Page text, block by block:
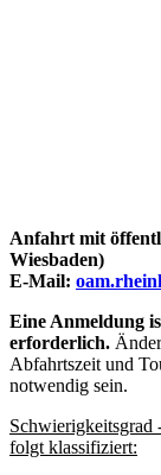
Anfahrt mit
Wiesbaden)
E-Mail:
Eine Anmeldung
erforderlich.
Abfahrtszeit und
notwendig sein.
Schwierigkeitsgrad
folgt klassifiziert: